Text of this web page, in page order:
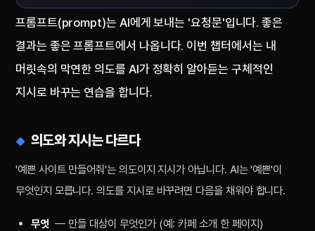
프롬프트(prompt)는 AI에게 보내는 '요청문'입니다. 좋은
결과는 좋은 프롬프트에서 나옵니다. 이번 챕터에서는 내
머릿속의 막연한 의도를 AI가 정확히 알아듣는 구체적인
지시로 바꾸는 연습을 합니다.
의도와 지시는 다르다
'예쁜 사이트 만들어줘'는 의도이지 지시가 아닙니다. AI는 '예쁜'이
무엇인지 모릅니다. 의도를 지시로 바꾸려면 다음을 채워야 합니다.
무엇 — 만들 대상이 무엇인가 (예: 카페 소개 한 페이지)